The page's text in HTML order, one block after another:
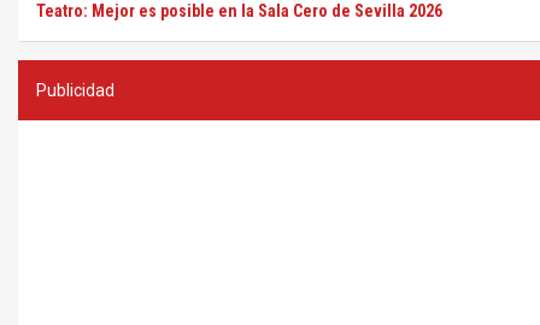
Teatro: Mejor es posible en la Sala Cero de Sevilla 2026
Publicidad